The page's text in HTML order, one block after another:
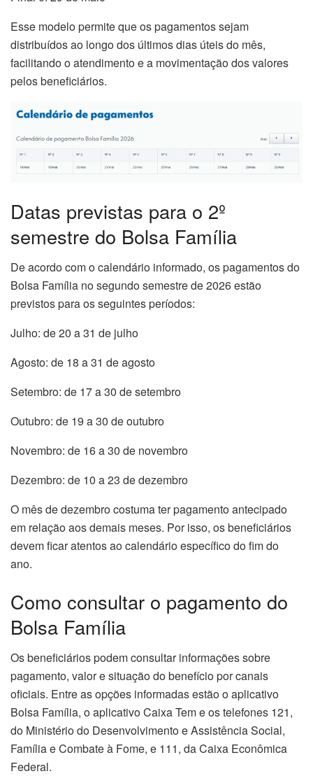
Esse modelo permite que os pagamentos sejam
distribuídos ao longo dos últimos dias úteis do mês,
facilitando o atendimento e a movimentação dos valores
pelos beneficiários.
Datas previstas para o 2º
semestre do Bolsa Família
De acordo com o calendário informado, os pagamentos do
Bolsa Família no segundo semestre de 2026 estão
previstos para os seguintes períodos:
Julho: de 20 a 31 de julho
Agosto: de 18 a 31 de agosto
Setembro: de 17 a 30 de setembro
Outubro: de 19 a 30 de outubro
Novembro: de 16 a 30 de novembro
Dezembro: de 10 a 23 de dezembro
O mês de dezembro costuma ter pagamento antecipado
em relação aos demais meses. Por isso, os beneficiários
devem ficar atentos ao calendário específico do fim do
ano.
Como consultar o pagamento do
Bolsa Família
Os beneficiários podem consultar informações sobre
pagamento, valor e situação do benefício por canais
oficiais. Entre as opções informadas estão o aplicativo
Bolsa Família, o aplicativo Caixa Tem e os telefones 121,
do Ministério do Desenvolvimento e Assistência Social,
Família e Combate à Fome, e 111, da Caixa Econômica
Federal.